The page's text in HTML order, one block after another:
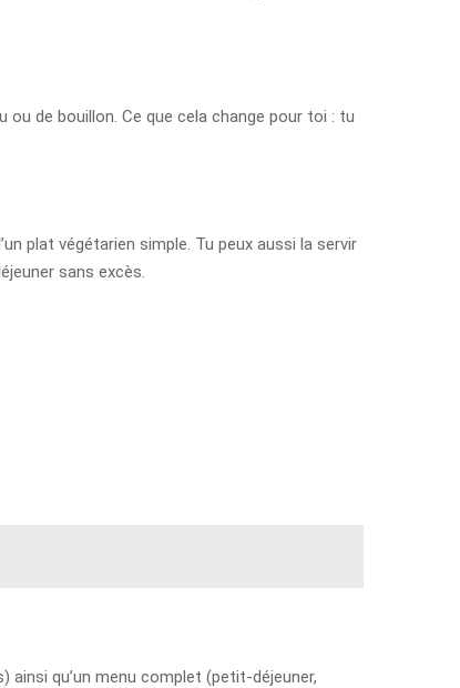
ou de bouillon. Ce que cela change pour toi : tu
plat végétarien simple. Tu peux aussi la servir
sans excès.
ainsi qu’un menu complet (petit-déjeuner,